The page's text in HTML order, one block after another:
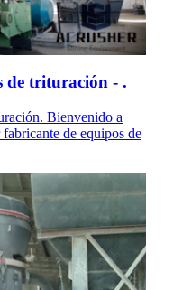
de trituración - .
Bienvenido a
de equipos de